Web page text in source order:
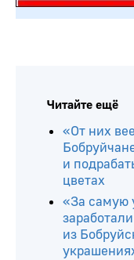
Читайте ещё
«От них
и
цветах
«За самую
из